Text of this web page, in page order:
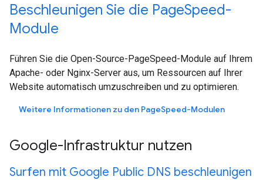
Beschleunigen Sie die PageSpeed-
Module
Führen Sie die Open-Source-PageSpeed-Module auf Ihrem
Apache- oder Nginx-Server aus, um Ressourcen auf Ihrer
Website automatisch umzuschreiben und zu optimieren.
Weitere Informationen zu den PageSpeed-Modulen
Google-Infrastruktur nutzen
Surfen mit Google Public DNS beschleunigen